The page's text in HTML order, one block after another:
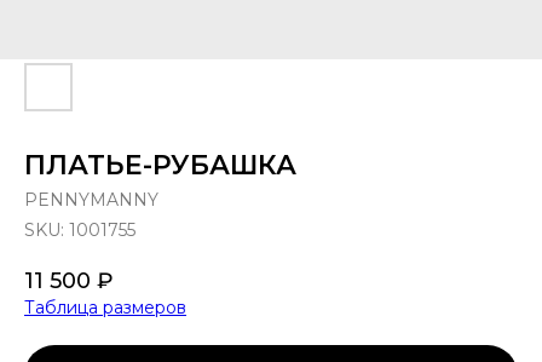
ПЛАТЬЕ-РУБАШКА
PENNYMANNY
SKU: 1001755
11 500 ₽
Таблица размеров